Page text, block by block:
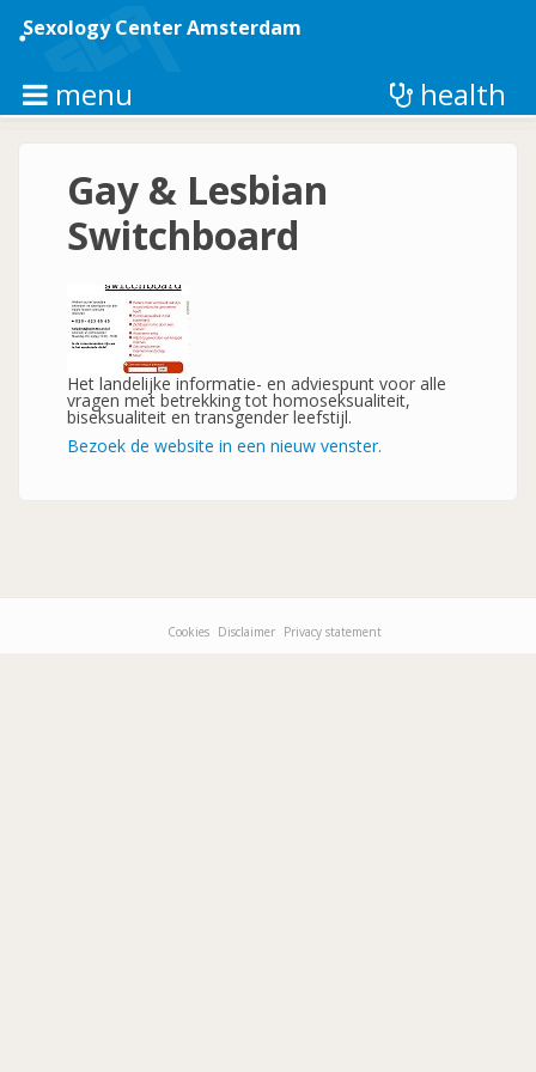
main
Sexology Center Amsterdam
menu health
Gay & Lesbian
Switchboard
Het landelijke informatie- en adviespunt voor alle
vragen met betrekking tot homoseksualiteit,
biseksualiteit en transgender leefstijl.
Bezoek de website in een nieuw venster.
Cookies Disclaimer Privacy statement